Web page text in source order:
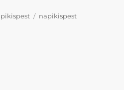
Címke
napikispest